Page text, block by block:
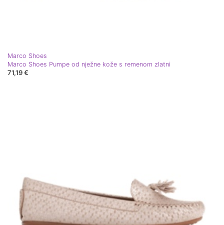
Marco Shoes
Marco Shoes Pumpe od nježne kože s remenom zlatni
71,19 €